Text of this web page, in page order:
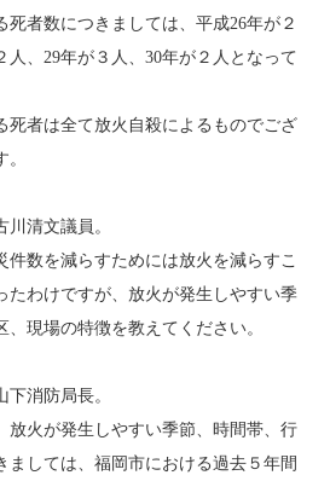
者数につきましては、平成26年が２
人、29年が３人、30年が２人となって
者は全て放火自殺によるものでござ
清文議員。
数を減らすためには放火を減らすこ
たわけですが、放火が発生しやすい季
現場の特徴を教えてください。
消防局長。
火が発生しやすい季節、時間帯、行
ましては、福岡市における過去５年間